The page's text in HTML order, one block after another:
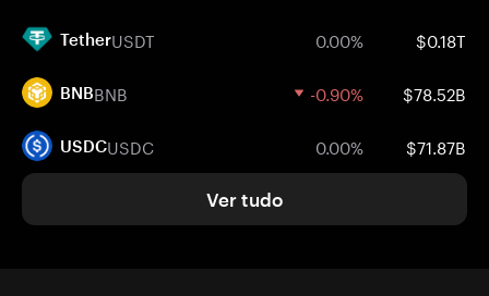
TetherUSDT 0.00% $0.18T
BNBBNB -0.90% $78.52B
USDCUSDC 0.00% $71.87B
Ver tudo